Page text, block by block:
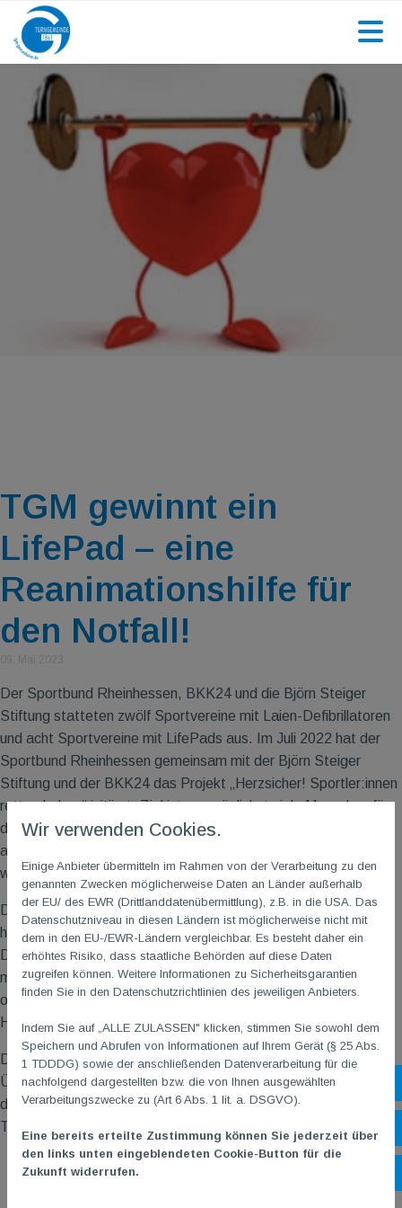
TGM gewinnt ein
LifePad – eine
Reanimationshilfe für
den Notfall!
Der Sportbund Rheinhessen, BKK24 und die Björn Steiger
Stiftung statteten zwölf Sportvereine mit Laien-Defibrillatoren
und acht Sportvereine mit LifePads aus. Im Juli 2022 hat der
Sportbund Rheinhessen gemeinsam mit der Björn Steiger
Stiftung und der BKK24 das Projekt „Herzsicher! Sportler:innen
retten Leben“ initiiert. Ziel ist es, möglichst viele Menschen für
das Thema Laienreanimation zu sensibilisieren und Mitglieder
aus Sportvereinen im Umgang mit AEDs auszubilden. Dabei
wurden 12 AEDs ausgelost.
Darüber hinaus konnten auch die Vereine, welche kein Losglück
hatten, ohne Zuzahlung mit LifePads ausgestattet werden.
Das LifePad ist ein innovatives Produkt für den Einsatz bei
medizinischen Notfällen. Es wird auf die Brust gelegt und hilft
optisch wie akustisch bei der Lebensrettung mittels
Herzdruckmassage.
Die TGMhat ein solches LifePad gewonnen. Felix, unser
Übungsleiter für die Reha Sportgruppe Neurologie, war an
diesem Abend vor Ort und nahm das LifePad im Namen der
TG
Wir verwenden Cookies.
Einige Anbieter übermitteln im Rahmen von der Verarbeitung zu den
genannten Zwecken möglicherweise Daten an Länder außerhalb
der EU/ des EWR (Drittlanddatenübermittlung), z.B. in die USA. Das
Datenschutzniveau in diesen Ländern ist möglicherweise nicht mit
dem in den EU-/EWR-Ländern vergleichbar. Es besteht daher ein
erhöhtes Risiko, dass staatliche Behörden auf diese Daten
zugreifen können. Weitere Informationen zu Sicherheitsgarantien
finden Sie in den Datenschutzrichtlinien des jeweiligen Anbieters.
Indem Sie auf „ALLE ZULASSEN" klicken, stimmen Sie sowohl dem
Speichern und Abrufen von Informationen auf Ihrem Gerät (§ 25 Abs.
1 TDDDG) sowie der anschließenden Datenverarbeitung für die
nachfolgend dargestellten bzw. die von Ihnen ausgewählten
Verarbeitungszwecke zu (Art 6 Abs. 1 lit. a. DSGVO).
Eine bereits erteilte Zustimmung können Sie jederzeit über
den links unten eingeblendeten Cookie-Button für die
Zukunft widerrufen.